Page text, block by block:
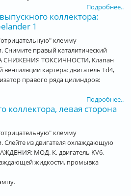
Подробнее..
коллектора:
1
клемму
Снимите правый каталитический
СНИЖЕНИЯ ТОКСИЧНОСТИ, Клапан
картера: двигатель Td4,
правого ряда цилиндров:
Подробнее..
коллектора, левая сторона
клемму
Слейте из двигателя охлаждающую
МОД. К, двигатель KV6,
жидкости, промывка